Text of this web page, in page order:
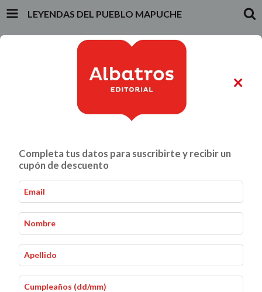
LEYENDAS DEL PUEBLO MAPUCHE
PRODUCTOS
ALIMENTACIÓN Y GASTRONOMÍA
Inicio - Infantiles y Juveniles - Leyendas del pueblo Mapuche
×
Completa tus datos para suscribirte y recibir un
cupón de descuento